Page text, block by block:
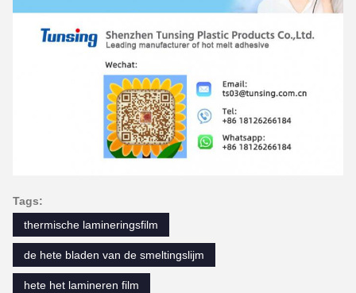
Tags:
thermische lamineringsfilm
de hete bladen van de smeltingslijm
hete het lamineren film